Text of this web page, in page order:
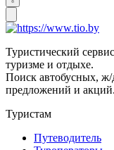
Туристический
туризме и отдыхе.
Поиск автобусных, ж/
предложений и акций.
Туристам
Путеводитель